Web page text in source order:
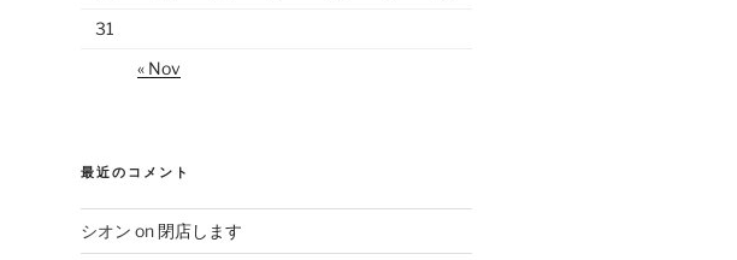
31
« Nov
最近のコメント
シオン on閉店します